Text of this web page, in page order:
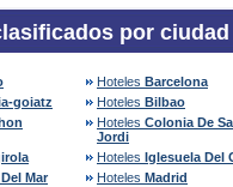
por ciudad
Hoteles Barcelona
goiatz Hoteles Bilbao
Hoteles Colonia De
Jordi
Hoteles Iglesuela Del
Mar Hoteles Madrid